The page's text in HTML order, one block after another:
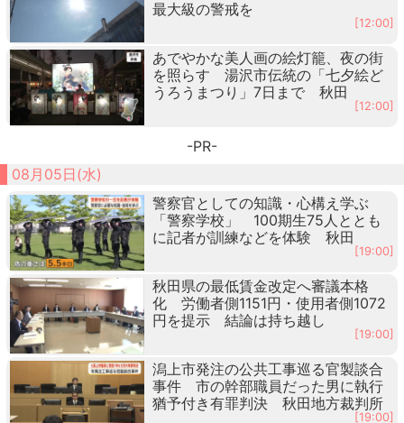
最大級の警戒を
[12:00]
あでやかな美人画の絵灯籠、夜の街
を照らす 湯沢市伝統の「七夕絵ど
うろうまつり」7日まで 秋田
[12:00]
-PR-
08月05日(水)
警察官としての知識・心構え学ぶ
「警察学校」 100期生75人ととも
に記者が訓練などを体験 秋田
[19:00]
秋田県の最低賃金改定へ審議本格
化 労働者側1151円・使用者側1072
円を提示 結論は持ち越し
[19:00]
潟上市発注の公共工事巡る官製談合
事件 市の幹部職員だった男に執行
猶予付き有罪判決 秋田地方裁判所
[19:00]